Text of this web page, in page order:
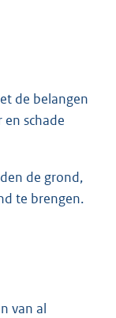
de belangen
schade
de grond,
te brengen.
van al